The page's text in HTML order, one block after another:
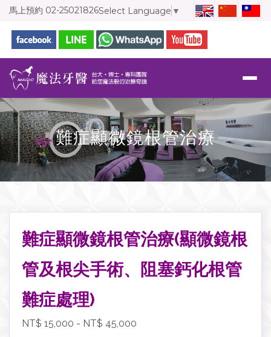
馬上預約 02-25021826Select Language ▼
難症顯微鏡根管治療
難症顯微鏡根管治療(顯微鏡根
管及根尖手術、阻塞鈣化根管
難症處理)
NT$ 15,000 - NT$ 45,000